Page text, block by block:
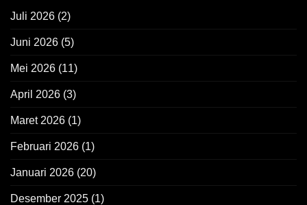
Juli 2026 (2)
Juni 2026 (5)
Mei 2026 (11)
April 2026 (3)
Maret 2026 (1)
Februari 2026 (1)
Januari 2026 (20)
Desember 2025 (1)